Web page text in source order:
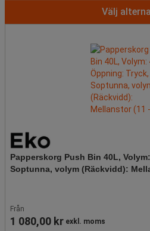
Välj
Papperskorg Push Bin 40L,
Soptunna, volym (Räckvidd):
Från
1 080,00 kr exkl. moms